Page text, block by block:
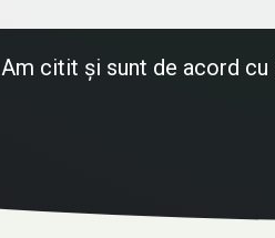
Am citit și sunt de acord cu